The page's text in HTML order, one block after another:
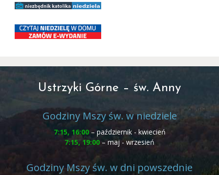
Ustrzyki Górne – św. Anny
Godziny Mszy św. w niedziele
7:15, 16:00– październik - kwiecień
7:15, 19:00 – maj - wrzesień
Godziny Mszy św. w dni powszednie